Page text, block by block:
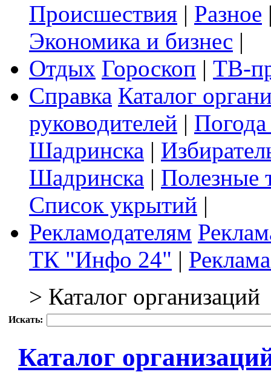
Происшествия | Разное
Экономика и бизнес |
Отдых Гороскоп | ТВ-
Справка Каталог
руководителей |
Шадринска |
Шадринска | Полезные
Список укрытий |
Рекламодателям
ТК "Инфо 24" |
> Каталог организаций
Искать:
Каталог